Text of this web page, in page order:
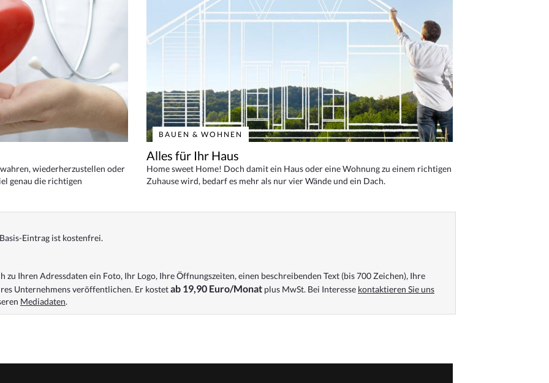
wiederherzustellen oder
genau die richtigen
BAUEN & WOHNEN
Alles für Ihr Haus
Home sweet Home! Doch damit ein Haus oder eine Wohnung zu einem richtigen
Zuhause wird, bedarf es mehr als nur vier Wände und ein Dach.
Eintrag ist kostenfrei.
zu Ihren Adressdaten ein Foto, Ihr Logo, Ihre Öffnungszeiten, einen beschreibenden Text (bis 700 Zeichen), Ihre
Unternehmens veröffentlichen. Er kostetab 19,90 Euro/Monat plus MwSt. Bei Interesse kontaktieren Sie uns
Mediadaten.